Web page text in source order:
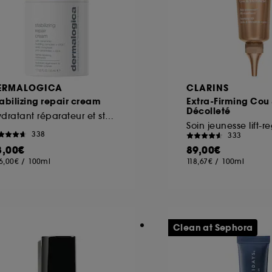
repair cream
338
/ 100ml
CLARINS
Extra-Firming Cou
Décolleté
Soin jeunesse lift-
333
89,00€
118,67€ / 100ml
Clean at Sephora